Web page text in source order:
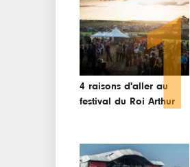
4 raisons d'aller au
festival du Roi Arthur
1